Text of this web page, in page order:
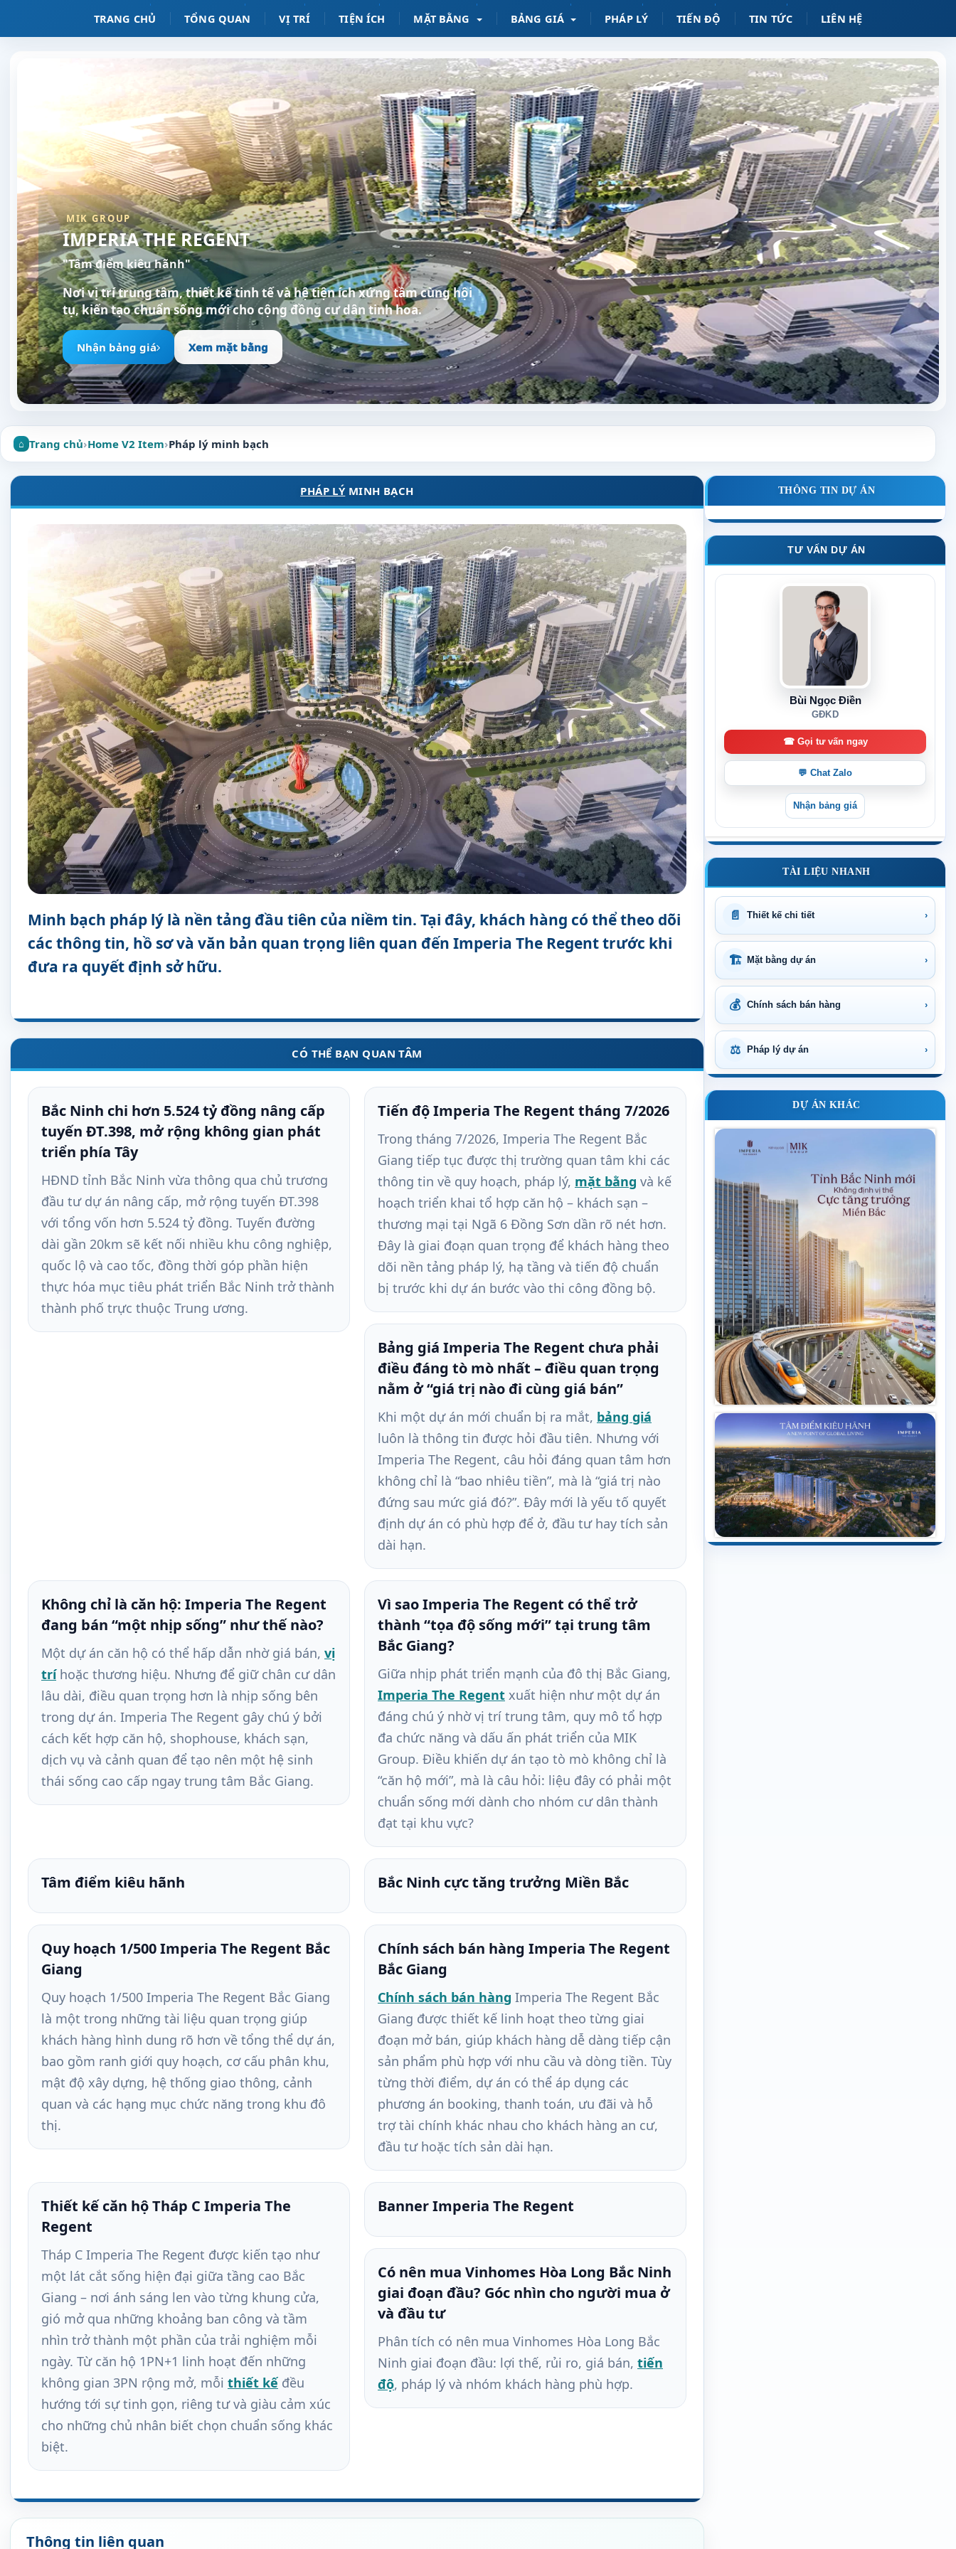
TRANG CHỦ TỔNG QUAN VỊ TRÍ TIỆN ÍCH MẶT BẰNG BẢNG GIÁ PHÁP LÝ TIẾN ĐỘ TIN TỨC LIÊN HỆ
MIK GROUP
IMPERIA THE REGENT
"Tâm điểm kiêu hãnh"
Nơi vị trí trung tâm, thiết kế tinh tế và hệ tiện ích xứng tầm cùng hội
tụ, kiến tạo chuẩn sống mới cho cộng đồng cư dân tinh hoa.
Nhận bảng giá Xem mặt bằng
Trang chủ›Home V2 Item›Pháp lý minh bạch
PHÁP LÝMINH BẠCH
Minh bạch pháp lý là nền tảng đầu tiên của niềm tin. Tại đây, khách hàng có thể theo dõi
các thông tin, hồ sơ và văn bản quan trọng liên quan đến Imperia The Regent trước khi
đưa ra quyết định sở hữu.
CÓ THỂ BẠN QUAN TÂM
Bắc Ninh chi hơn 5.524 tỷ đồng nâng cấp
tuyến ĐT.398, mở rộng không gian phát
triển phía Tây
HĐND tỉnh Bắc Ninh vừa thông qua chủ trương
đầu tư dự án nâng cấp, mở rộng tuyến ĐT.398
với tổng vốn hơn 5.524 tỷ đồng. Tuyến đường
dài gần 20km sẽ kết nối nhiều khu công nghiệp,
quốc lộ và cao tốc, đồng thời góp phần hiện
thực hóa mục tiêu phát triển Bắc Ninh trở thành
thành phố trực thuộc Trung ương.
Tiến độ Imperia The Regent tháng 7/2026
Trong tháng 7/2026, Imperia The Regent Bắc
Giang tiếp tục được thị trường quan tâm khi các
thông tin về quy hoạch, pháp lý, mặt bằng và kế
hoạch triển khai tổ hợp căn hộ – khách sạn –
thương mại tại Ngã 6 Đồng Sơn dần rõ nét hơn.
Đây là giai đoạn quan trọng để khách hàng theo
dõi nền tảng pháp lý, hạ tầng và tiến độ chuẩn
bị trước khi dự án bước vào thi công đồng bộ.
Bảng giá Imperia The Regent chưa phải
điều đáng tò mò nhất – điều quan trọng
nằm ở “giá trị nào đi cùng giá bán”
Khi một dự án mới chuẩn bị ra mắt, bảng giá
luôn là thông tin được hỏi đầu tiên. Nhưng với
Imperia The Regent, câu hỏi đáng quan tâm hơn
không chỉ là “bao nhiêu tiền”, mà là “giá trị nào
đứng sau mức giá đó?”. Đây mới là yếu tố quyết
định dự án có phù hợp để ở, đầu tư hay tích sản
dài hạn.
Không chỉ là căn hộ: Imperia The Regent
đang bán “một nhịp sống” như thế nào?
Một dự án căn hộ có thể hấp dẫn nhờ giá bán, vị
tríhoặc thương hiệu. Nhưng để giữ chân cư dân
lâu dài, điều quan trọng hơn là nhịp sống bên
trong dự án. Imperia The Regent gây chú ý bởi
cách kết hợp căn hộ, shophouse, khách sạn,
dịch vụ và cảnh quan để tạo nên một hệ sinh
thái sống cao cấp ngay trung tâm Bắc Giang.
Vì sao Imperia The Regent có thể trở
thành “tọa độ sống mới” tại trung tâm
Bắc Giang?
Giữa nhịp phát triển mạnh của đô thị Bắc Giang,
Imperia The Regent xuất hiện như một dự án
đáng chú ý nhờ vị trí trung tâm, quy mô tổ hợp
đa chức năng và dấu ấn phát triển của MIK
Group. Điều khiến dự án tạo tò mò không chỉ là
“căn hộ mới”, mà là câu hỏi: liệu đây có phải một
chuẩn sống mới dành cho nhóm cư dân thành
đạt tại khu vực?
Tâm điểm kiêu hãnh Bắc Ninh cực tăng trưởng Miền Bắc
Quy hoạch 1/500 Imperia The Regent Bắc
Giang
Quy hoạch 1/500 Imperia The Regent Bắc Giang
là một trong những tài liệu quan trọng giúp
khách hàng hình dung rõ hơn về tổng thể dự án,
bao gồm ranh giới quy hoạch, cơ cấu phân khu,
mật độ xây dựng, hệ thống giao thông, cảnh
quan và các hạng mục chức năng trong khu đô
thị.
Chính sách bán hàng Imperia The Regent
Bắc Giang
Chính sách bán hàng Imperia The Regent Bắc
Giang được thiết kế linh hoạt theo từng giai
đoạn mở bán, giúp khách hàng dễ dàng tiếp cận
sản phẩm phù hợp với nhu cầu và dòng tiền. Tùy
từng thời điểm, dự án có thể áp dụng các
phương án booking, thanh toán, ưu đãi và hỗ
trợ tài chính khác nhau cho khách hàng an cư,
đầu tư hoặc tích sản dài hạn.
Thiết kế căn hộ Tháp C Imperia The
Regent
Tháp C Imperia The Regent được kiến tạo như
một lát cắt sống hiện đại giữa tầng cao Bắc
Giang – nơi ánh sáng len vào từng khung cửa,
gió mở qua những khoảng ban công và tầm
nhìn trở thành một phần của trải nghiệm mỗi
ngày. Từ căn hộ 1PN+1 linh hoạt đến những
không gian 3PN rộng mở, mỗi thiết kế đều
hướng tới sự tinh gọn, riêng tư và giàu cảm xúc
cho những chủ nhân biết chọn chuẩn sống khác
biệt.
Banner Imperia The Regent
Có nên mua Vinhomes Hòa Long Bắc Ninh
giai đoạn đầu? Góc nhìn cho người mua ở
và đầu tư
Phân tích có nên mua Vinhomes Hòa Long Bắc
Ninh giai đoạn đầu: lợi thế, rủi ro, giá bán, tiến
độ, pháp lý và nhóm khách hàng phù hợp.
Thông tin liên quan
THÔNG TIN DỰ ÁN
TƯ VẤN DỰ ÁN
Bùi Ngọc Điền
GĐKD
☎ Gọi tư vấn ngay
💬 Chat Zalo
Nhận bảng giá
TÀI LIỆU NHANH
📄 Thiết kế chi tiết ›
🏗 Mặt bằng dự án ›
💰 Chính sách bán hàng ›
⚖ Pháp lý dự án ›
DỰ ÁN KHÁC